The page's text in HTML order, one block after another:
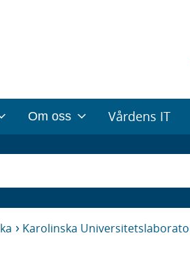
Om oss Vårdens IT
Karolinska